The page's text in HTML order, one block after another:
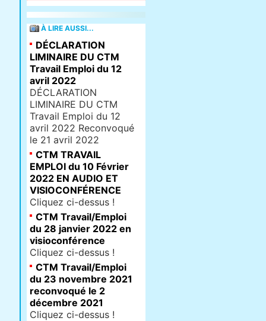
À LIRE AUSSI...
DÉCLARATION
LIMINAIRE DU CTM
Travail Emploi du 12
avril 2022
DÉCLARATION
LIMINAIRE DU CTM
Travail Emploi du 12
avril 2022 Reconvoqué
le 21 avril 2022
CTM TRAVAIL
EMPLOI du 10 Février
2022 EN AUDIO ET
VISIOCONFÉRENCE
Cliquez ci-dessus !
CTM Travail/Emploi
du 28 janvier 2022 en
visioconférence
Cliquez ci-dessus !
CTM Travail/Emploi
du 23 novembre 2021
reconvoqué le 2
décembre 2021
Cliquez ci-dessus !